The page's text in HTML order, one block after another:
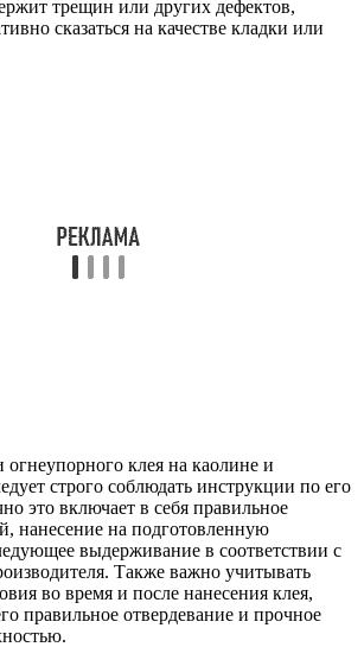
трещин или других дефектов,
сказаться на качестве кладки или
клея на каолине и
строго соблюдать инструкции по его
это включает в себя правильное
нанесение на подготовленную
выдерживание в соответствии с
Также важно учитывать
во время и после нанесения клея,
правильное отвердевание и прочное